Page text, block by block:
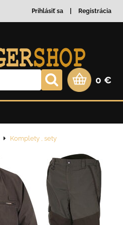
Prihlásiť sa Registrácia
0 €
Komplety , sety